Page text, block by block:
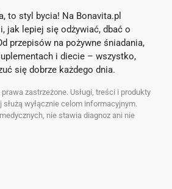
to styl bycia! Na Bonavita.pl
jak lepiej się odżywiać, dbać o
przepisów na pożywne śniadania,
i diecie – wszystko,
się dobrze każdego dnia.
zastrzeżone. Usługi, treści i produkty
wyłącznie celom informacyjnym.
nie stawia diagnoz ani nie